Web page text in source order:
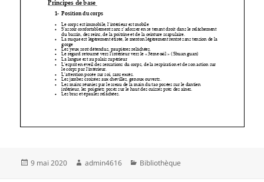
Publié
9 mai 2020 Auteur
admin4616 Catégories
Bibliothèque